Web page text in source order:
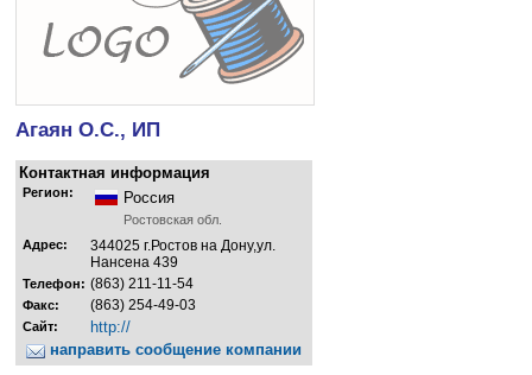
Агаян О.С., ИП
Контактная информация
Регион: Россия
Ростовская обл.
Адрес:
344025 г.Ростов на Дону,ул.
Нансена 439
Телефон: (863) 211-11-54
Факс: (863) 254-49-03
Сайт:
http://
направить сообщение компании